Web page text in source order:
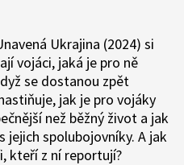
Ukrajina (2024) si
vojáci, jaká je pro ně
se dostanou zpět
jak je pro vojáky
než běžný život a jak
jejich spolubojovníky. A jak
kteří z ní reportují?